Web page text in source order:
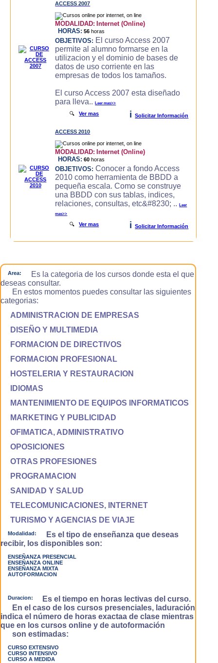
ACCESS 2007
MODALIDAD: Internet (Online)
HORAS: 56 horas
OBJETIVOS: El curso Access 2007
permite al alumno formarse en la
utilizacion y el dominio de bases de
datos de uso corriente en las
empresas de todos los tamaños.
El curso Access 2007 esta diseñado
para lleva..Leer mas>>
🔍Ver mas i Solicitar Información
ACCESS 2010
MODALIDAD: Internet (Online)
HORAS: 60 horas
OBJETIVOS: Conocer a fondo Access
2010 como herramienta de BBDD a
pequeña escala. Como se construye
una BBDD con sus tablas, indices,
relaciones, consultas, etc&#8230; ..Leer
mas>>
🔍Ver mas i Solicitar Información
Area:
Es la categoria de los cursos donde esta el que
deseas consultar.
En estos momentos puedes consultar las siguientes
categorias:
ADMINISTRACION DE EMPRESAS
DISEÑO Y MULTIMEDIA
FORMACION DE DIRECTIVOS
FORMACION PROFESIONAL
HOSTELERIA Y RESTAURACION
IDIOMAS
MANTENIMIENTO DE EQUIPOS INFORMATICOS
MARKETING Y PUBLICIDAD
OFIMATICA, ADMINISTRATIVO
OPOSICIONES
OTRAS PROFESIONES
PROGRAMACION
SANIDAD Y SALUD
TELECOMUNICACIONES, INTERNET
TURISMO Y AGENCIAS DE VIAJE
Modalidad:
Es el tipo de enseñanza que deseas
recibir, los disponibles son:
ENSEÑANZA PRESENCIAL
ENSEÑANZA ONLINE
ENSEÑANZA MIXTA
AUTOFORMACION
Duracion:
Es el tiempo en horas lectivas del curso.
En el caso de los cursos presenciales, laduración
indica el número de horas exactaa de clase mientras
que en los cursos online y de autoformación
son estimadas:
CURSO EXTENSIVO
CURSO INTENSIVO
CURSO A MEDIDA